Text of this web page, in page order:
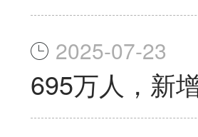
2025-07-23
695万人，新